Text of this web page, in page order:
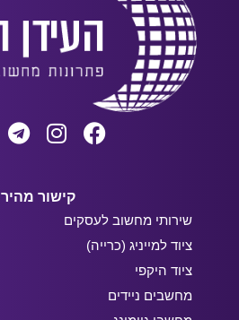
קישור מהיר
שירותי מחשוב לעסקים
ציוד למייניג (כרייה)
ציוד היקפי
מחשבים ניידים